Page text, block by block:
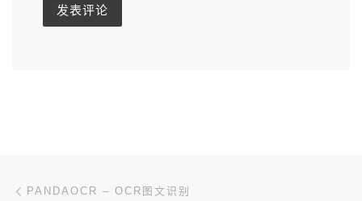
文章导航
PANDAOCR – OCR图文识别